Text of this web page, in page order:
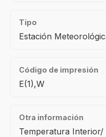
Tipo
Estación
Código de impresión
E(1),W
Otra información
Temperatura